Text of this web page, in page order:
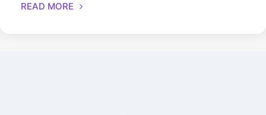
READ MORE